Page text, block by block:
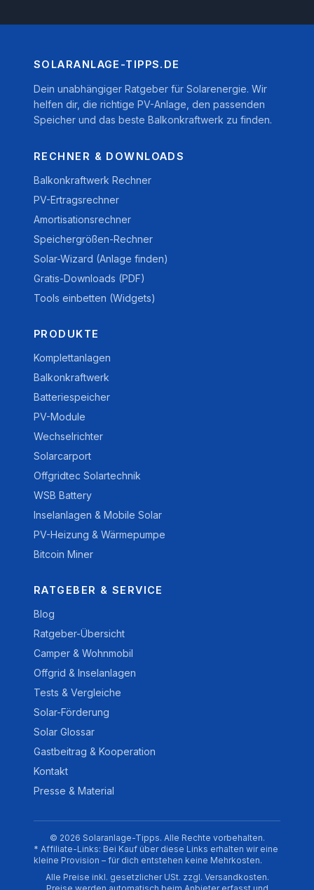
SOLARANLAGE-TIPPS.DE
Dein unabhängiger Ratgeber für Solarenergie. Wir
helfen dir, die richtige PV-Anlage, den passenden
Speicher und das beste Balkonkraftwerk zu finden.
RECHNER & DOWNLOADS
Balkonkraftwerk Rechner
PV-Ertragsrechner
Amortisationsrechner
Speichergrößen-Rechner
Solar-Wizard (Anlage finden)
Gratis-Downloads (PDF)
Tools einbetten (Widgets)
PRODUKTE
Komplettanlagen
Balkonkraftwerk
Batteriespeicher
PV-Module
Wechselrichter
Solarcarport
Offgridtec Solartechnik
WSB Battery
Inselanlagen & Mobile Solar
PV-Heizung & Wärmepumpe
Bitcoin Miner
RATGEBER & SERVICE
Blog
Ratgeber-Übersicht
Camper & Wohnmobil
Offgrid & Inselanlagen
Tests & Vergleiche
Solar-Förderung
Solar Glossar
Gastbeitrag & Kooperation
Kontakt
Presse & Material
© 2026 Solaranlage-Tipps. Alle Rechte vorbehalten.
* Affiliate-Links: Bei Kauf über diese Links erhalten wir eine
kleine Provision – für dich entstehen keine Mehrkosten.
Alle Preise inkl. gesetzlicher USt. zzgl. Versandkosten.
Preise werden automatisch beim Anbieter erfasst und